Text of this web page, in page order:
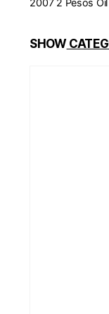
2007 2 Pesos
SHOW